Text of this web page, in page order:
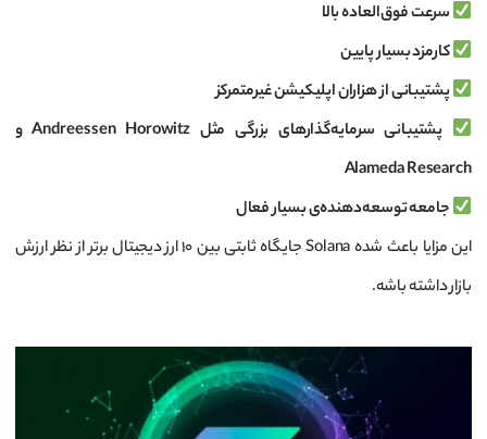
سرعت فوق‌العاده بالا
کارمزد بسیار پایین
پشتیبانی از هزاران اپلیکیشن غیرمتمرکز
پشتیبانی سرمایه‌گذارهای بزرگی مثل Andreessen Horowitz و
Alameda Research
جامعه توسعه‌دهنده‌ی بسیار فعال
این مزایا باعث شده Solana جایگاه ثابتی بین ۱۰ ارز دیجیتال برتر از نظر ارزش
بازار داشته باشه.